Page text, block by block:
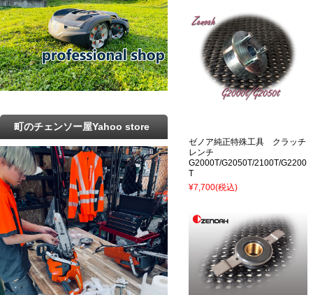
ゼノア純正特殊工具 クラッチ
レンチ
G2000T/G2050T/2100T/G2200
T
¥7,700(税込)
町のチェンソー屋Yahoo store